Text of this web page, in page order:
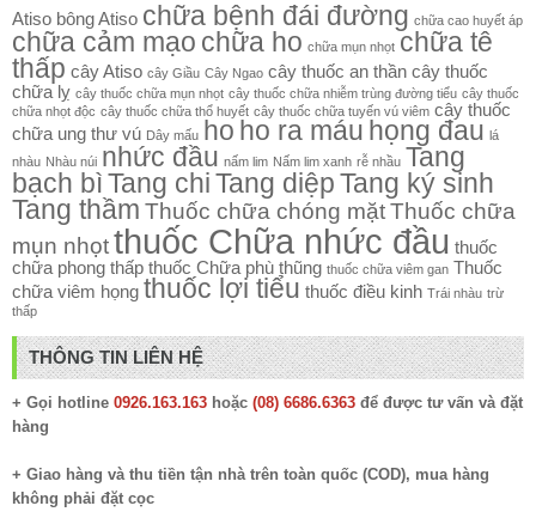
Atiso bông Atiso chữa bệnh đái đường chữa cao huyết áp
chữa cảm mạo chữa ho chữa mụn nhọt chữa tê
thấp cây Atiso cây Giầu Cây Ngao cây thuốc an thần cây thuốc
chữa lỵ cây thuốc chữa mụn nhọt cây thuốc chữa nhiễm trùng đường tiểu cây thuốc
chữa nhọt độc cây thuốc chữa thổ huyết cây thuốc chữa tuyến vú viêm cây thuốc
chữa ung thư vú Dây mấu ho ho ra máu họng đau lá
nhàu Nhàu núi nhức đầu nấm lim Nấm lim xanh rễ nhầu Tang
bạch bì Tang chi Tang diệp Tang ký sinh
Tang thầm Thuốc chữa chóng mặtThuốc chữa
mụn nhọtthuốc Chữa nhức đầu thuốc
chữa phong thấp thuốc Chữa phù thũng thuốc chữa viêm gan Thuốc
chữa viêm họng thuốc lợi tiểu thuốc điều kinh Trái nhàu trừ
thấp
THÔNG TIN LIÊN HỆ
+ Gọi hotline 0926.163.163 hoặc (08) 6686.6363 để được tư vấn và đặt
hàng
+ Giao hàng và thu tiền tận nhà trên toàn quốc (COD), mua hàng
không phải đặt cọc